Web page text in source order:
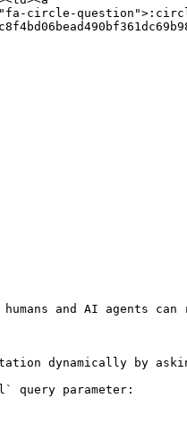
circle-
and AI agents
dynamically by
query parameter: